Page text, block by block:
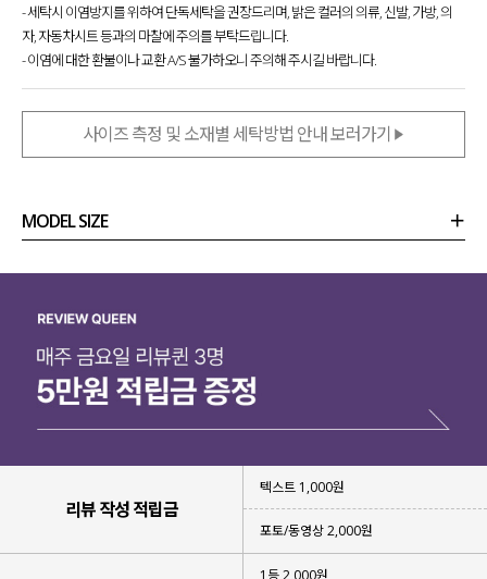
- 세탁시 이염방지를 위하여 단독세탁을 권장드리며, 밝은 컬러의 의류, 신발, 가방, 의
자, 자동차시트 등과의 마찰에 주의를 부탁드립니다.
- 이염에 대한 환불이나 교환 A/S 불가하오니 주의해 주시길 바랍니다.
사이즈 측정 및 소재별 세탁방법 안내 보러가기
MODEL SIZE
리뷰 작성 적립금
텍스트 1,000원
포토/동영상 2,000원
1등 2,000원